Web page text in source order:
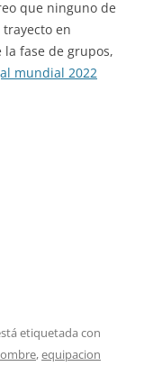
que ninguno de
en
fase de grupos,
mundial 2022
etiquetada con
,equipacion